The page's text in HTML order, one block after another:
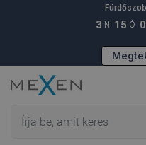
3 N 15 Ó